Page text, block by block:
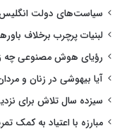
سیاست‌های دولت
لبنیات پرچرب برخلاف
رؤیای هوش مصنوعی چه
آیا بیهوشی در زنان و
سیزده سال تلاش برای
مبارزه با اعتیاد به کمک